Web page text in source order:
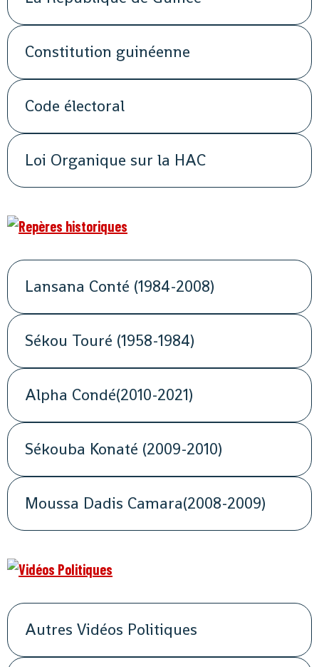
Constitution guinéenne
Code électoral
Loi Organique sur la HAC
Lansana Conté (1984-2008)
Sékou Touré (1958-1984)
Alpha Condé(2010-2021)
Sékouba Konaté (2009-2010)
Moussa Dadis Camara(2008-2009)
Autres Vidéos Politiques